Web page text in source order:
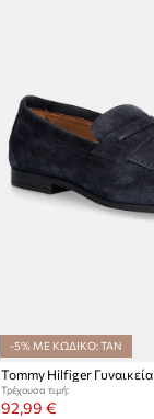
-5% ΜΕ ΚΩΔΙΚΟ: TAN
Τρέχουσα τιμή:
92,99 €